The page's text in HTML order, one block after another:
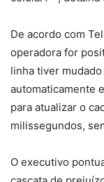
De acordo com
operadora for
linha tiver
automaticamente
para atualizar o
milissegundos,
O executivo